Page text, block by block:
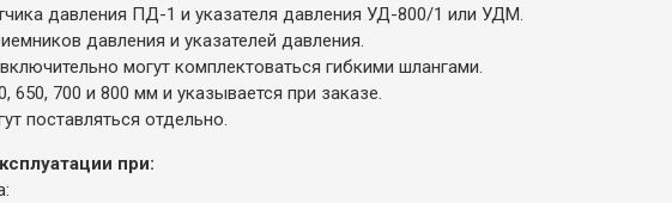
давления ПД-1 и указателя давления УД-800/1 или УДМ.
давления и указателей давления.
могут комплектоваться гибкими шлангами.
700 и 800 мм и указывается при заказе.
поставляться отдельно.
при: